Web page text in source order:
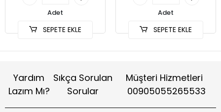
Adet
SEPETE EKLE
Adet
SEPETE EKLE
Yardım
Lazım Mı?
Sıkça Sorulan
Sorular
Müşteri Hizmetleri
00905055265533